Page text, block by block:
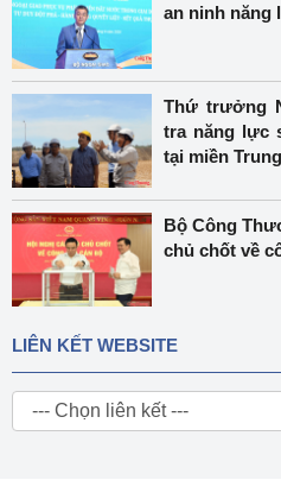
an ninh năng
Thứ trưởng
tra năng lực
tại miền Trung
Bộ Công
chủ chốt về
LIÊN KẾT WEBSITE